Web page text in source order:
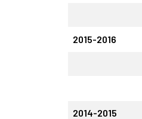
2015-2016
2014-2015